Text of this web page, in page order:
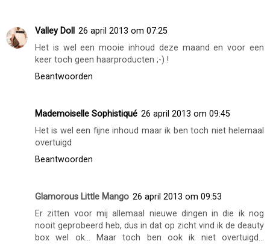
Valley Doll
26 april 2013 om 07:25
Het is wel een mooie inhoud deze maand en voor een
keer toch geen haarproducten ;-) !
Beantwoorden
Mademoiselle Sophistiqué 26 april 2013 om 09:45
Het is wel een fijne inhoud maar ik ben toch niet helemaal
overtuigd
Beantwoorden
Glamorous Little Mango 26 april 2013 om 09:53
Er zitten voor mij allemaal nieuwe dingen in die ik nog
nooit geprobeerd heb, dus in dat op zicht vind ik de deauty
box wel ok... Maar toch ben ook ik niet overtuigd...